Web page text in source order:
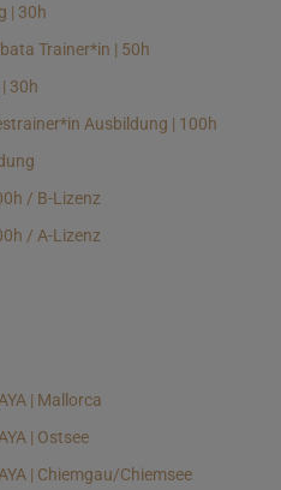
| 30h
Trainer*in | 50h
30h
Ausbildung | 100h
/ B-Lizenz
/ A-Lizenz
| Mallorca
| Ostsee
| Chiemgau/Chiemsee